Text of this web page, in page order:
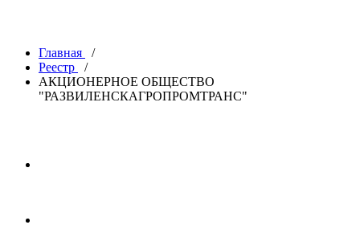
Главная
/
Реестр
/
АКЦИОНЕРНОЕ ОБЩЕСТВО
"РАЗВИЛЕНСКАГРОПРОМТРАНС"